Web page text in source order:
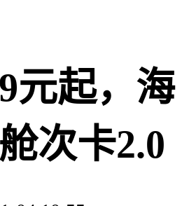
元起，海
次卡2.0